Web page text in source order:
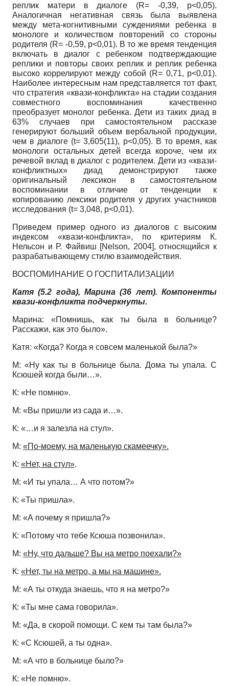
реплик матери в диалоге (R= -0,39, p<0,05).
Аналогичная негативная связь была выявлена
между мета-когнитивными суждениями ребенка в
монологе и количеством повторений со стороны
родителя (R= -0,59, p<0,01). В то же время тенденция
включать в диалог с ребенком подтверждающие
реплики и повторы своих реплик и реплик ребенка
высоко коррелируют между собой (R= 0,71, p<0,01).
Наиболее интересным нам представляется тот факт,
что стратегия «квази-конфликта» на стадии создания
совместного воспоминания качественно
преобразует монолог ребенка. Дети из таких диад в
63% случаев при самостоятельном рассказе
генерируют больший объем вербальной продукции,
чем в диалоге (t= 3,605(11), p<0,05). В то время, как
монологи остальных детей всегда короче, чем их
речевой вклад в диалог с родителем. Дети из «квази-
конфликтных» диад демонстрируют также
оригинальный лексикон в самостоятельном
воспоминании в отличие от тенденции к
копированию лексики родителя у других участников
исследования (t= 3,048, p<0,01).
Приведем пример одного из диалогов с высоким
индексом «квази-конфликта», по критериям К.
Нельсон и Р. Файвиш [Nelson, 2004], относящийся к
разрабатывающему стилю взаимодействия.
ВОСПОМИНАНИЕ О ГОСПИТАЛИЗАЦИИ
Катя (5.2 года), Марина (36 лет). Компоненты
квази-конфликта подчеркнуты.
Марина: «Помнишь, как ты была в больнице?
Расскажи, как это было».
Катя: «Когда? Когда я совсем маленькой была?»
М: «Ну как ты в больнице была. Дома ты упала. С
Ксюшей когда были…».
К: «Не помню».
М: «Вы пришли из сада и…».
К: «…и я залезла на стул».
М: «По-моему, на маленькую скамеечку».
К: «Нет, на стул».
М: «И ты упала… А что потом?»
К: «Ты пришла».
М: «А почему я пришла?»
К: «Потому что тебе Ксюша позвонила».
М: «Ну, что дальше? Вы на метро поехали?»
К: «Нет, ты на метро, а мы на машине».
М: «А ты откуда знаешь, что я на метро?»
К: «Ты мне сама говорила».
М: «Да, в скорой помощи. С кем ты там была?»
К: «С Ксюшей, а ты одна».
М: «А что в больнице было?»
К: «Не помню».